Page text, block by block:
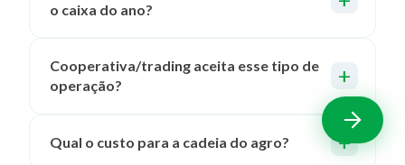
o caixa do ano?
Cooperativa/trading aceita esse tipo de
operação?
Qual o custo para a cadeia do agro?